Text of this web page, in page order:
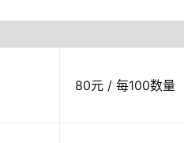
80元 / 每100数量